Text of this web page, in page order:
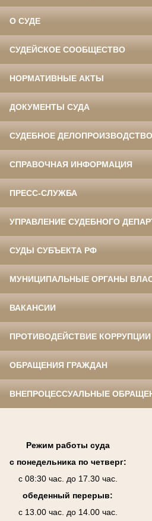
О СУДЕ
СУДЕЙСКОЕ СООБЩЕСТВО
НОРМАТИВНЫЕ АКТЫ
ДОКУМЕНТЫ СУДА
СУДЕБНОЕ ДЕЛОПРОИЗВОДСТВО
СПРАВОЧНАЯ ИНФОРМАЦИЯ
ПРЕСС-СЛУЖБА
УПРАВЛЕНИЕ СУДЕБНОГО
СУДЫ СУБЪЕКТА РФ
МУНИЦИПАЛЬНЫЕ ОРГАНЫ
ВАКАНСИИ
ПРОТИВОДЕЙСТВИЕ КОРРУПЦИИ
ОБРАЩЕНИЯ ГРАЖДАН
ВНЕПРОЦЕССУАЛЬНЫЕ
Режим работы суда
с понедельника по четверг:
с 08:30 час. до 17.30 час.
обеденный перерыв:
с 13.00 час. до 14.00 час.